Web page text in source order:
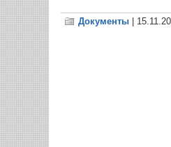
Документы |